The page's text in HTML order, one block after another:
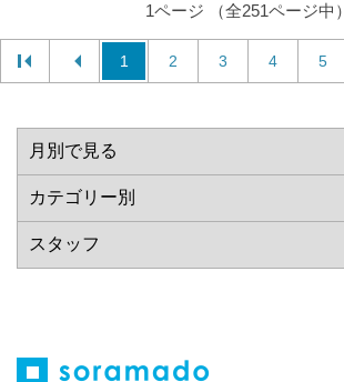
1ページ （全251ページ中）
1 2 3 4 5